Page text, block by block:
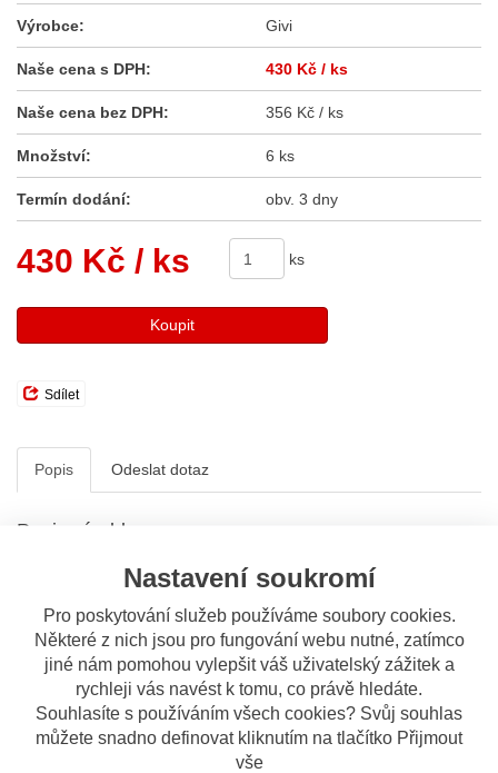
Nastavení soukromí
Pro poskytování služeb používáme soubory cookies.
Některé z nich jsou pro fungování webu nutné, zatímco
jiné nám pomohou vylepšit váš uživatelský zážitek a
rychleji vás navést k tomu, co právě hledáte.
Souhlasíte s používáním všech cookies? Svůj souhlas
můžete snadno definovat kliknutím na tlačítko Přijmout
vše
Výrobce: Givi
Naše cena s DPH: 430 Kč / ks
Naše cena bez DPH: 356 Kč / ks
Množství: 6 ks
Termín dodání: obv. 3 dny
430 Kč / ks ks
Koupit
Sdílet
Popis Odeslat dotaz
Popis výrobku
Plastový homologovaný kanystr TAN
01 na kufry GIVI
Vhodný pro přepravu paliva, vody nebo oleje
Vnitřní průměr hrdla 32 mm a je možné do kanystru čerpat
benzín pistolí u čerpací stanice
Lze montovat na kufry řady OBK Trekker, TRK Trekker a
Dolomiti.
Pro připevnění na plastové kufry TRK 33 a TRK 46 je třeba